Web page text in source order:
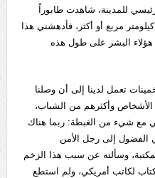
للمدينة، شاهدت طابوراً
مربع أو أكثر، فأدهشني هذا
البشر على طول هذه
تعمل لدينا إلى أن وصلنا
الأشخاص وأكثرهم من الشباب،
مع شيء من الغبطة: ربما هناك
الفضول إلى رجل الأمن
وسألته عن سبب هذا الزخم
لكاتب أمريكي، ولم استطع